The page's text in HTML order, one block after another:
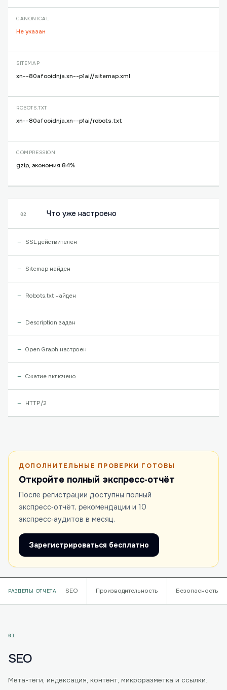
CANONICAL
Не указан
SITEMAP
xn--80afooidnja.xn--p1ai//sitemap.xml
ROBOTS.TXT
xn--80afooidnja.xn--p1ai/robots.txt
COMPRESSION
gzip, экономия 84%
02 Что уже настроено
SSL действителен
Sitemap найден
Robots.txt найден
Description задан
Open Graph настроен
Сжатие включено
HTTP/2
ДОПОЛНИТЕЛЬНЫЕ ПРОВЕРКИ ГОТОВЫ
Откройте полный экспресс‑отчёт
После регистрации доступны полный
экспресс‑отчёт, рекомендации и 10
экспресс‑аудитов в месяц.
Зарегистрироваться бесплатно
РАЗДЕЛЫ ОТЧЁТА SEO Производительность Безопасность
01
SEO
Мета-теги, индексация, контент, микроразметка и ссылки.